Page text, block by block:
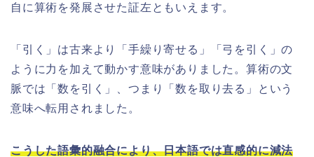
自に算術を発展させた証左ともいえます。
「引く」は古来より「手繰り寄せる」「弓を引く」の
ように力を加えて動かす意味がありました。算術の文
脈では「数を引く」、つまり「数を取り去る」という
意味へ転用されました。
こうした語彙的融合により、日本語では直感的に減法